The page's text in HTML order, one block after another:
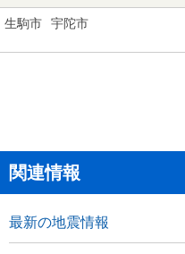
生駒市 宇陀市
関連情報
最新の地震情報